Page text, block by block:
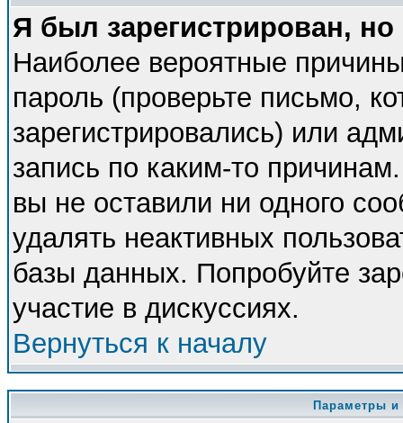
Я был зарегистрирован,
Наиболее вероятные
пароль (проверьте письмо,
зарегистрировались) или
запись по каким-то
вы не оставили ни одного
удалять неактивных
базы данных. Попробуйте
участие в дискуссиях.
Вернуться к началу
Параметры и